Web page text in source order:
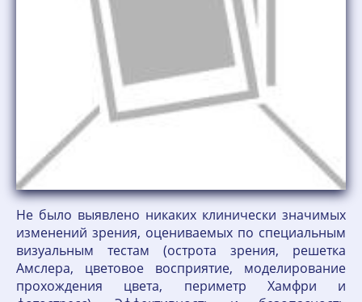
Не было выявлено никаких клинически значимых
изменений зрения, оцениваемых по специальным
визуальным тестам (острота зрения, решетка
Амслера, цветовое восприятие, моделирование
прохождения цвета, периметр Хамфри и